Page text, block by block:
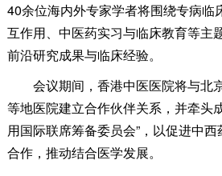
40余位海内外专家学者将围绕专病临
互作用、中医药实习与临床教育等主
前沿研究成果与临床经验。
会议期间，香港中医医院将与北
等地医院建立合作伙伴关系，并牵头
用国际联席筹备委员会”，以促进中
合作，推动结合医学发展。